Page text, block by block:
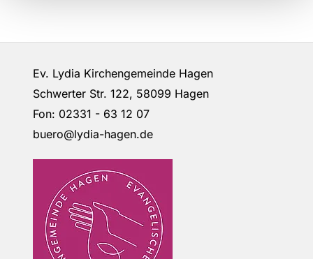
Ev. Lydia Kirchengemeinde Hagen
Schwerter Str. 122, 58099 Hagen
Fon: 02331 - 63 12 07
buero@lydia-hagen.de